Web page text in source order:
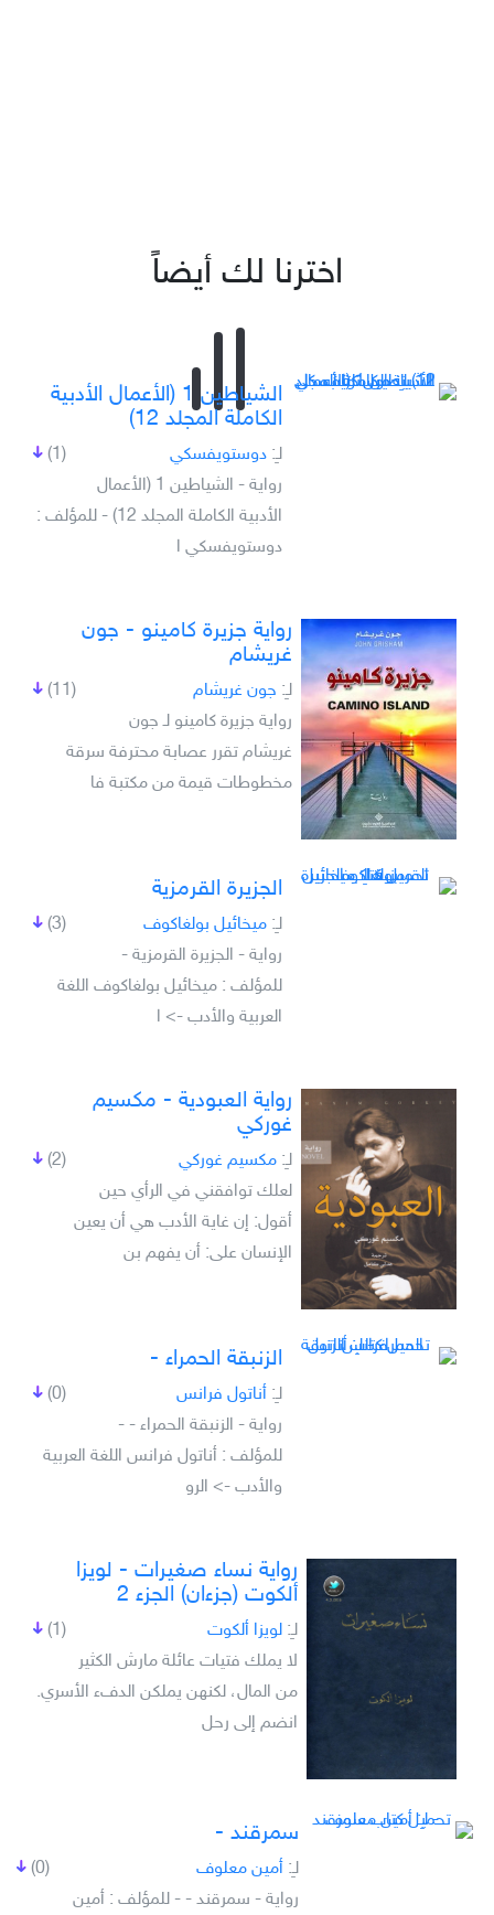
اخترنا لك أيضاً
الشياطين 1 (الأعمال الأدبية
الكاملة المجلد 12)
(1) لـِ: دوستويفسكي
رواية - الشياطين 1 (الأعمال
الأدبية الكاملة المجلد 12) - للمؤلف :
دوستويفسكي ا
رواية جزيرة كامينو - جون
غريشام
(11) لـِ: جون غريشام
رواية جزيرة كامينو لـ جون
غريشام تقرر عصابة محترفة سرقة
مخطوطات قيمة من مكتبة فا
الجزيرة القرمزية
(3) لـِ: ميخائيل بولغاكوف
رواية - الجزيرة القرمزية -
للمؤلف : ميخائيل بولغاكوف اللغة
العربية والأدب -> ا
رواية العبودية - مكسيم
غوركي
(2) لـِ:مكسيم غوركي
لعلك توافقني في الرأي حين
أقول: إن غاية الأدب هي أن يعين
الإنسان على: أن يفهم بن
الزنبقة الحمراء -
(0) لـِ: أناتول فرانس
رواية - الزنبقة الحمراء - -
للمؤلف : أناتول فرانس اللغة العربية
والأدب -> الرو
رواية نساء صغيرات - لويزا
ألكوت (جزءان) الجزء 2
(1) لـِ: لويزا ألكوت
لا يملك فتيات عائلة مارش الكثير
من المال، لكنهن يملكن الدفء الأسري.
انضم إلى رحل
سمرقند -
(0) لـِ: أمين معلوف
رواية - سمرقند - - للمؤلف : أمين